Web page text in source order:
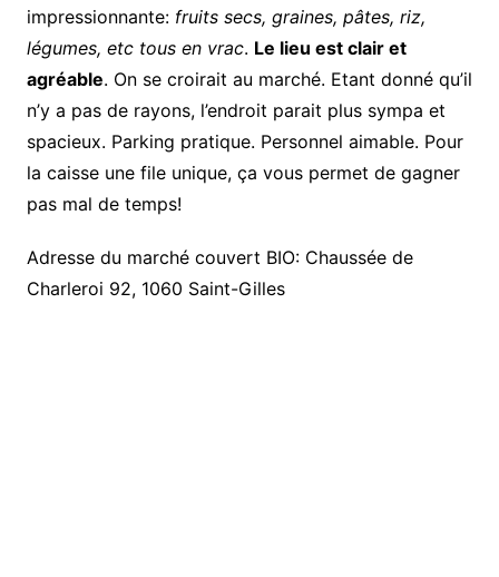
impressionnante: fruits secs, graines, pâtes, riz,
légumes, etc tous en vrac. Le lieu est clair et
agréable. On se croirait au marché. Etant donné qu’il
n’y a pas de rayons, l’endroit parait plus sympa et
spacieux. Parking pratique. Personnel aimable. Pour
la caisse une file unique, ça vous permet de gagner
pas mal de temps!
Adresse du marché couvert BIO: Chaussée de
Charleroi 92, 1060 Saint-Gilles